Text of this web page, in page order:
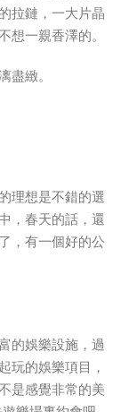
拉鏈，一大片晶
想一親香澤的。
盡緻。
理想是不錯的選
，春天的話，還
，有一個好的公
的娛樂設施，過
玩的娛樂項目，
是感覺非常的美